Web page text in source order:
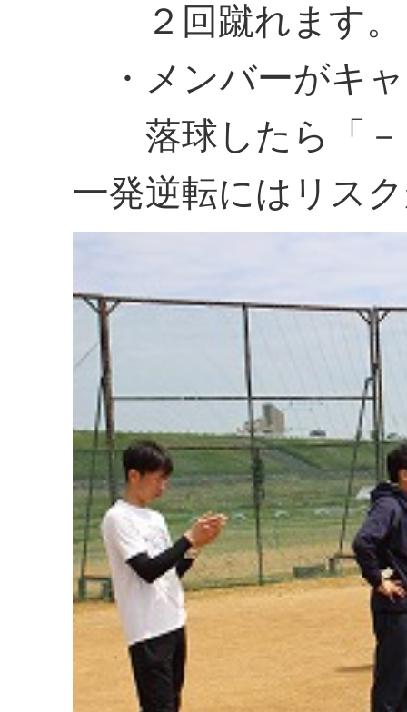
２回蹴れます。
・メンバーがキ
落球したら「－
一発逆転にはリス